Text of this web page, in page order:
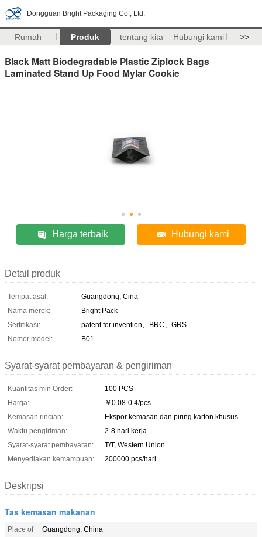
Dongguan Bright Packaging Co., Ltd.
Rumah Produk tentang kita Hubungi kami >>
Black Matt Biodegradable Plastic Ziplock Bags
Laminated Stand Up Food Mylar Cookie
Harga terbaik Hubungi kami
Detail produk
Tempat asal:
Guangdong, Cina
Nama merek:
Bright Pack
Sertifikasi:
patent for invention、BRC、GRS
Nomor model:
B01
Syarat-syarat pembayaran & pengiriman
Kuantitas min Order:
100 PCS
Harga:
￥0.08-0.4/pcs
Kemasan rincian:
Ekspor kemasan dan piring karton khusus
Waktu pengiriman:
2-8 hari kerja
Syarat-syarat pembayaran:
T/T, Western Union
Menyediakan kemampuan:
200000 pcs/hari
Deskripsi
Tas kemasan makanan
Place of
Guangdong, China